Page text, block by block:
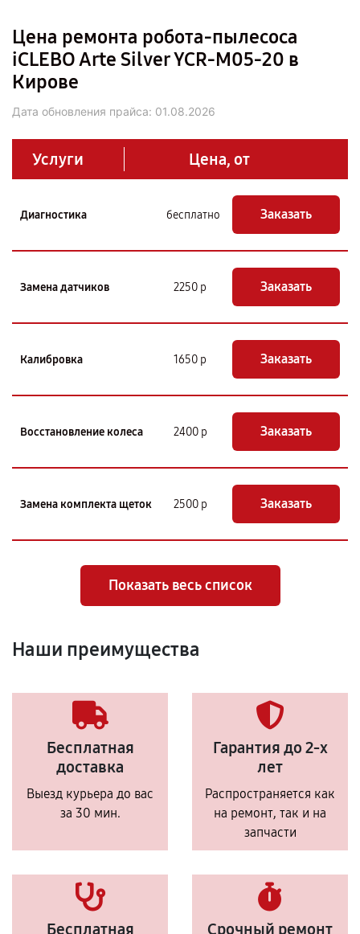
Цена ремонта робота-пылесоса
iCLEBO Arte Silver YCR-M05-20 в
Кирове
Дата обновления прайса: 01.08.2026
Услуги Цена, от
Диагностика бесплатно Заказать
Замена датчиков 2250 р Заказать
Калибровка 1650 р Заказать
Восстановление колеса 2400 р Заказать
Замена комплекта щеток 2500 р Заказать
Показать весь список
Наши преимущества
Бесплатная
доставка
Выезд курьера до вас
за 30 мин.
Гарантия до 2-х
лет
Распространяется как
на ремонт, так и на
запчасти
Бесплатная Срочный ремонт